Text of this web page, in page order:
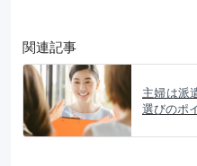
関連記事
主婦は派
選びのポ